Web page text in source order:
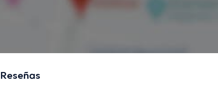
Reseñas